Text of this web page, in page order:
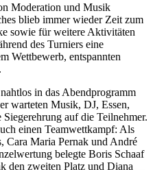
Moderation und Musik
blieb immer wieder Zeit zum
sowie für weitere Aktivitäten
des Turniers eine
Wettbewerb, entspannten
in das Abendprogramm
warteten Musik, DJ, Essen,
auf die Teilnehmer.
einen Teamwettkampf: Als
Cara Maria Pernak und André
belegte Boris Schaaf
den zweiten Platz und Diana